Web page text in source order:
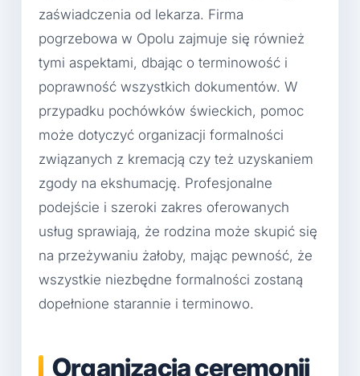
zaświadczenia od lekarza. Firma
pogrzebowa w Opolu zajmuje się również
tymi aspektami, dbając o terminowość i
poprawność wszystkich dokumentów. W
przypadku pochówków świeckich, pomoc
może dotyczyć organizacji formalności
związanych z kremacją czy też uzyskaniem
zgody na ekshumację. Profesjonalne
podejście i szeroki zakres oferowanych
usług sprawiają, że rodzina może skupić się
na przeżywaniu żałoby, mając pewność, że
wszystkie niezbędne formalności zostaną
dopełnione starannie i terminowo.
Organizacja ceremonii